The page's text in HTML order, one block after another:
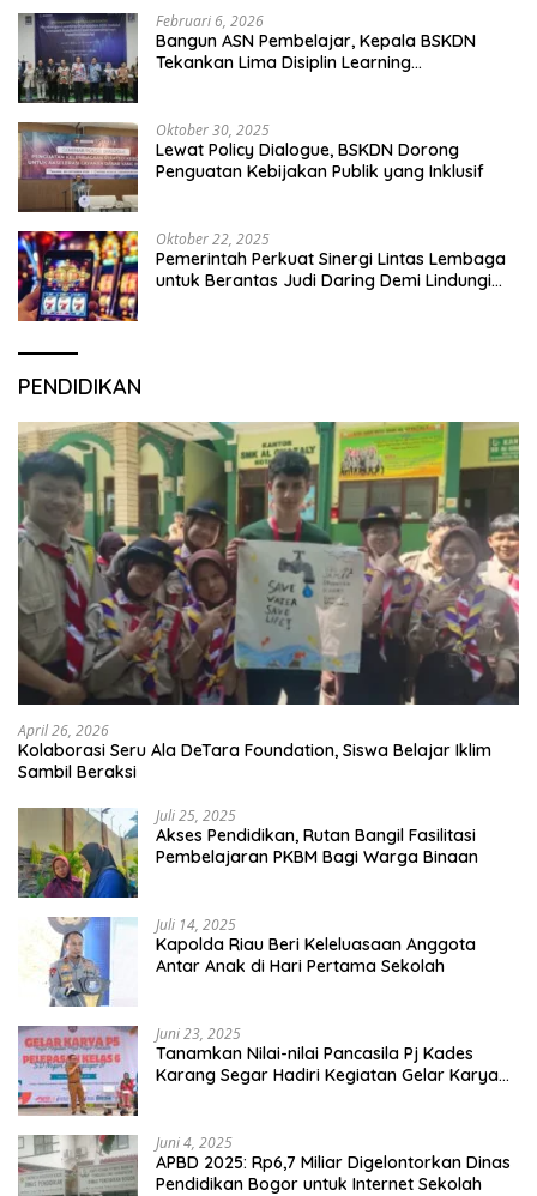
Februari 6, 2026
Bangun ASN Pembelajar, Kepala BSKDN
Tekankan Lima Disiplin Learning
Oktober 30, 2025
Lewat Policy Dialogue, BSKDN Dorong
Penguatan Kebijakan Publik yang Inklusif
Oktober 22, 2025
Pemerintah Perkuat Sinergi Lintas Lembaga
untuk Berantas Judi Daring Demi Lindungi
PENDIDIKAN
April 26, 2026
Kolaborasi Seru Ala DeTara Foundation, Siswa Belajar Iklim
Sambil Beraksi
Juli 25, 2025
Akses Pendidikan, Rutan Bangil Fasilitasi
Pembelajaran PKBM Bagi Warga Binaan
Juli 14, 2025
Kapolda Riau Beri Keleluasaan Anggota
Antar Anak di Hari Pertama Sekolah
Juni 23, 2025
Tanamkan Nilai-nilai Pancasila Pj Kades
Karang Segar Hadiri Kegiatan Gelar Karya
Juni 4, 2025
APBD 2025: Rp6,7 Miliar Digelontorkan Dinas
Pendidikan Bogor untuk Internet Sekolah